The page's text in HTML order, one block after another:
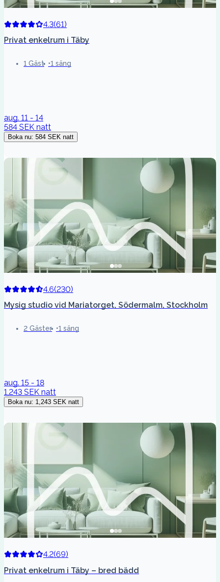
4.3(61)
Privat enkelrum i Täby
1 Gäst 1 säng
aug. 11 - 14
584 SEK natt
Boka nu: 584 SEK natt
4.6(230)
Mysig studio vid Mariatorget, Södermalm, Stockholm
2 Gäster 1 säng
aug. 15 - 18
1,243 SEK natt
Boka nu: 1,243 SEK natt
4.2(69)
Privat enkelrum i Täby – bred bädd